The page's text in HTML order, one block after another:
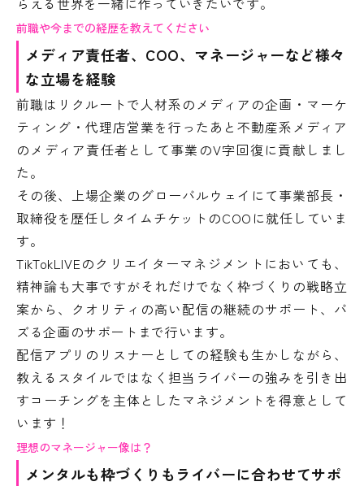
前職や今までの経歴を教えてください
メディア責任者、COO、マネージャーなど様々
な立場を経験
前職はリクルートで人材系のメディアの企画・マーケ
ティング・代理店営業を行ったあと不動産系メディア
のメディア責任者として事業のV字回復に貢献しまし
た。
その後、上場企業のグローバルウェイにて事業部長・
取締役を歴任しタイムチケットのCOOに就任していま
す。
TikTokLIVEのクリエイターマネジメントにおいても、
精神論も大事ですがそれだけでなく枠づくりの戦略立
案から、クオリティの高い配信の継続のサポート、バ
ズる企画のサポートまで行います。
配信アプリのリスナーとしての経験も生かしながら、
教えるスタイルではなく担当ライバーの強みを引き出
すコーチングを主体としたマネジメントを得意として
います！
理想のマネージャー像は？
メンタルも枠づくりもライバーに合わせてサポ